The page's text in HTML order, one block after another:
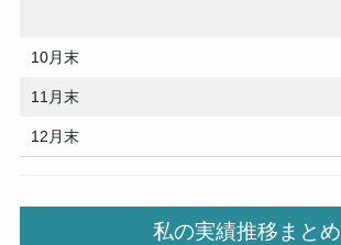
10月末
11月末
12月末
私の実績推移まとめ